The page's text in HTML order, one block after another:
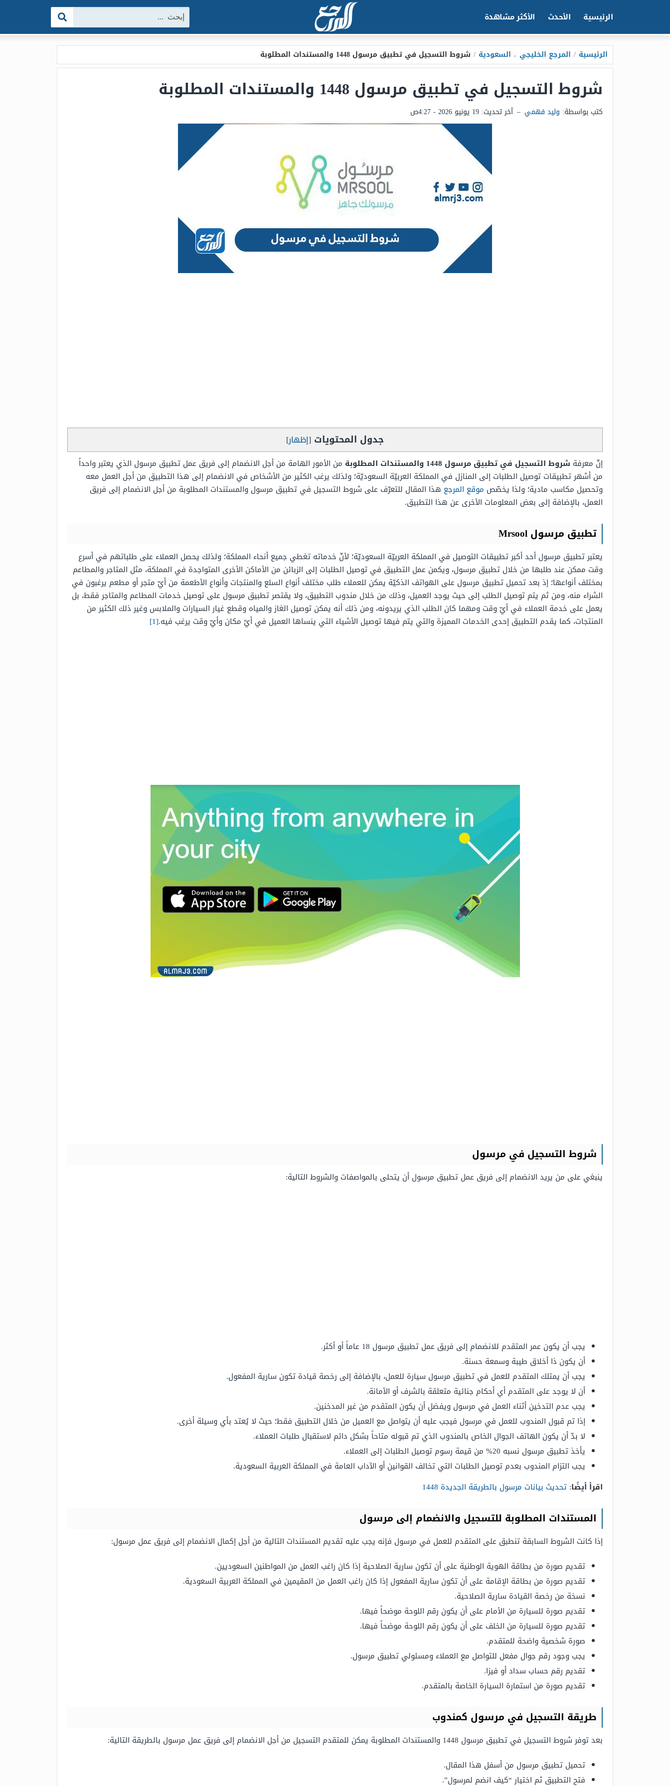
الرئيسية الأحدث الأكثر مشاهدة البحث:
الرئيسية / المرجع الخليجي ، السعودية / شروط التسجيل في تطبيق مرسول 1448 والمستندات المطلوبة
شروط التسجيل في تطبيق مرسول 1448 والمستندات المطلوبة
كتب بواسطة: وليد فهمي – آخر تحديث: 19 يونيو 2026 - 4:27ص
جدول المحتويات [إظهار]
إنّ معرفة شروط التسجيل في تطبيق مرسول 1448 والمستندات المطلوبة
من الأمور الهامة من أجل الانضمام إلى فريق عمل تطبيق مرسول الذي يعتبر واحداً
من أشهر تطبيقات توصيل الطلبات إلى المنازل في المملكة العربيّة السعوديّة؛ ولذلك يرغب الكثير من الأشخاص في الانضمام إلى هذا التطبيق من أجل العمل معه
وتحصيل مكاسب مادية؛ ولذا يخصّص موقع المرجع هذا المقال للتعرّف على شروط التسجيل في تطبيق مرسول والمستندات المطلوبة من أجل الانضمام إلى فريق
العمل، بالإضافة إلى بعض المعلومات الأخرى عن هذا التطبيق.
تطبيق مرسول Mrsool
يعتبر تطبيق مرسول أحد أكبر تطبيقات التوصيل في المملكة العربيّة السعوديّة؛ لأنّ خدماته تغطي جميع أنحاء المملكة؛ ولذلك يحصل العملاء على طلباتهم في أسرع
وقت ممكن عند طلبها من خلال تطبيق مرسول، ويكمن عمل التطبيق في توصيل الطلبات إلى الزبائن من الأماكن الأخرى المتواجدة في المملكة، مثل المتاجر والمطاعم
بمختلف أنواعها؛ إذ بعد تحميل تطبيق مرسول على الهواتف الذكيّة يمكن للعملاء طلب مختلف أنواع السلع والمنتجات وأنواع الأطعمة من أيّ متجر أو مطعم يرغبون في
الشراء منه، ومن ثم يتم توصيل الطلب إلى حيث يوجد العميل، وذلك من خلال مندوب التطبيق، ولا يقتصر تطبيق مرسول على توصيل خدمات المطاعم والمتاجر فقط، بل
يعمل على خدمة العملاء في أيّ وقت ومهما كان الطلب الذي يريدونه، ومن ذلك أنه يمكن توصيل الغاز والمياه وقطع غيار السيارات والملابس وغير ذلك الكثير من
المنتجات، كما يقدم التطبيق إحدى الخدمات المميزة والتي يتم فيها توصيل الأشياء التي ينساها العميل في أيّ مكان وأيّ وقت يرغب فيه.[1]
شروط التسجيل في مرسول
ينبغي على من يريد الانضمام إلى فريق عمل تطبيق مرسول أن يتحلى بالمواصفات والشروط التالية:
يجب أن يكون عمر المتقدم للانضمام إلى فريق عمل تطبيق مرسول 18 عاماً أو أكثر.
أن يكون ذا أخلاق طيبة وسمعة حسنة.
يجب أن يمتلك المتقدم للعمل في تطبيق مرسول سيارة للعمل، بالإضافة إلى رخصة قيادة تكون سارية المفعول.
أن لا يوجد على المتقدم أي أحكام جنائية متعلقة بالشرف أو الأمانة.
يجب عدم التدخين أثناء العمل في مرسول ويفضل أن يكون المتقدم من غير المدخنين.
إذا تم قبول المندوب للعمل في مرسول فيجب عليه أن يتواصل مع العميل من خلال التطبيق فقط؛ حيث لا يُعتد بأي وسيلة أخرى.
لا بدّ أن يكون الهاتف الجوال الخاص بالمندوب الذي تم قبوله متاحاً بشكل دائم لاستقبال طلبات العملاء.
يأخذ تطبيق مرسول نسبه 20% من قيمة رسوم توصيل الطلبات إلى العملاء.
يجب التزام المندوب بعدم توصيل الطلبات التي تخالف القوانين أو الآداب العامة في المملكة العربية السعودية.
اقرأ أيضًا: تحديث بيانات مرسول بالطريقة الجديدة 1448
المستندات المطلوبة للتسجيل والانضمام إلى مرسول
إذا كانت الشروط السابقة تنطبق على المتقدم للعمل في مرسول فإنه يجب عليه تقديم المستندات التالية من أجل إكمال الانضمام إلى فريق عمل مرسول:
تقديم صورة من بطاقة الهوية الوطنية على أن تكون سارية الصلاحية إذا كان راغب العمل من المواطنين السعوديين.
تقديم صورة من بطاقة الإقامة على أن تكون سارية المفعول إذا كان راغب العمل من المقيمين في المملكة العربية السعودية.
نسخة من رخصة القيادة سارية الصلاحية.
تقديم صورة للسيارة من الأمام على أن يكون رقم اللوحة موضحاً فيها.
تقديم صورة للسيارة من الخلف على أن يكون رقم اللوحة موضحاً فيها.
صورة شخصية واضحة للمتقدم.
يجب وجود رقم جوال مفعل للتواصل مع العملاء ومسئولي تطبيق مرسول.
تقديم رقم حساب سداد أو فيزا.
تقديم صورة من استمارة السيارة الخاصة بالمتقدم.
طريقة التسجيل في مرسول كمندوب
بعد توفر شروط التسجيل في تطبيق مرسول 1448 والمستندات المطلوبة يمكن للمتقدم التسجيل من أجل الانضمام إلى فريق عمل مرسول بالطريقة التالية:
تحميل تطبيق مرسول من أسفل هذا المقال.
فتح التطبيق ثم اختيار “كيف انضم لمرسول”.